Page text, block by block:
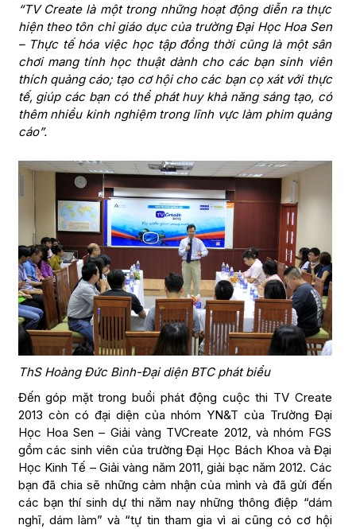
“TV Create là một trong những hoạt động diễn ra thực
hiện theo tôn chỉ giáo dục của trường Đại Học Hoa Sen
– Thực tế hóa việc học tập đồng thời cũng là một sân
chơi mang tính học thuật dành cho các bạn sinh viên
thích quảng cáo; tạo cơ hội cho các bạn cọ xát với thực
tế, giúp các bạn có thể phát huy khả năng sáng tạo, có
thêm nhiều kinh nghiệm trong lĩnh vực làm phim quảng
cáo”.
ThS Hoàng Đức Bình-Đại diện BTC phát biểu
Đến góp mặt trong buổi phát động cuộc thi TV Create
2013 còn có đại diện của nhóm YN&T của Trường Đại
Học Hoa Sen – Giải vàng TVCreate 2012, và nhóm FGS
gồm các sinh viên của trường Đại Học Bách Khoa và Đại
Học Kinh Tế – Giải vàng năm 2011, giải bạc năm 2012. Các
bạn đã chia sẽ những cảm nhận của mình và đã gửi đến
các bạn thí sinh dự thi năm nay những thông điệp “dám
nghĩ, dám làm” và “tự tin tham gia vì ai cũng có cơ hội